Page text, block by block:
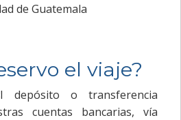
de Guatemala
el viaje?
depósito o transferencia
cuentas bancarias, vía